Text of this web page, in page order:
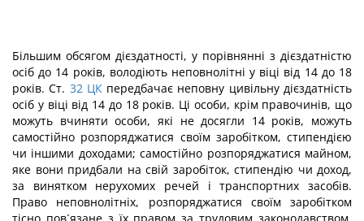
Більшим обсягом дієздатності, у порівнянні з дієздатністю
осіб до 14 років, володіють неповнолітні у віці від 14 до 18
років. Ст. 32 ЦКпередбачає неповну цивільну дієздатність
осіб у віці від 14 до 18 років. Ці особи, крім правочинів, що
можуть вчиняти особи, які не досягли 14 років, можуть
самостійно розпоряджатися своїм заробітком, стипендією
чи іншими доходами; самостійно розпоряджатися майном,
яке вони придбали на свій заробіток, стипендію чи доход,
за винятком нерухомих речей і транспортних засобів.
Право неповнолітніх, розпоряджатися своїм заробітком